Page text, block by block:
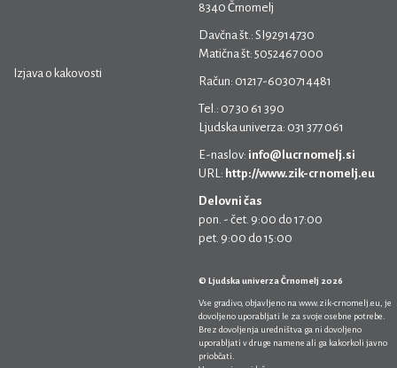
Izjava o kakovosti
8340 Črnomelj
Davčna št.: SI92914730
Matična št: 5052467 000
Račun: 01217-6030714481
Tel.: 07 30 61 390
Ljudska univerza: 031 377 061
E-naslov: info@lucrnomelj.si
URL: http://www.zik-crnomelj.eu
Delovni čas
pon. - čet. 9:00 do 17:00
pet. 9:00 do 15:00
© Ljudska univerza Črnomelj 2026
Vse gradivo, objavljeno na www.zik-crnomelj.eu , je
dovoljeno uporabljati le za svoje osebne potrebe.
Brez dovoljenja uredništva ga ni dovoljeno
uporabljati v druge namene ali ga kakorkoli javno
priobčati.